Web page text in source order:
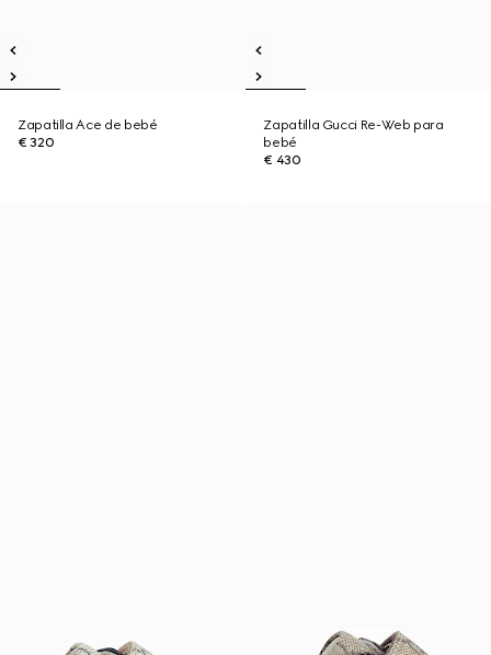
Zapatilla Ace de bebé
€ 320
Zapatilla Gucci Re-Web para
bebé
€ 430